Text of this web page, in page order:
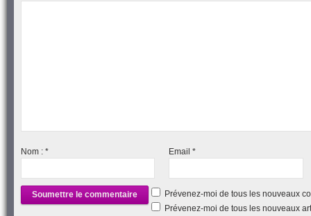
Nom : * Email*
Prévenez-moi de tous les nouveaux
Prévenez-moi de tous les nouveaux